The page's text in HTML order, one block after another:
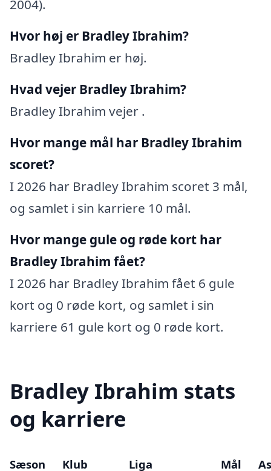
2004).
Hvor høj er Bradley Ibrahim?
Bradley Ibrahim er høj.
Hvad vejer Bradley Ibrahim?
Bradley Ibrahim vejer .
Hvor mange mål har Bradley Ibrahim
scoret?
I 2026 har Bradley Ibrahim scoret 3 mål,
og samlet i sin karriere 10 mål.
Hvor mange gule og røde kort har
Bradley Ibrahim fået?
I 2026 har Bradley Ibrahim fået 6 gule
kort og 0 røde kort, og samlet i sin
karriere 61 gule kort og 0 røde kort.
Bradley Ibrahim stats
og karriere
Sæson Klub Liga Mål